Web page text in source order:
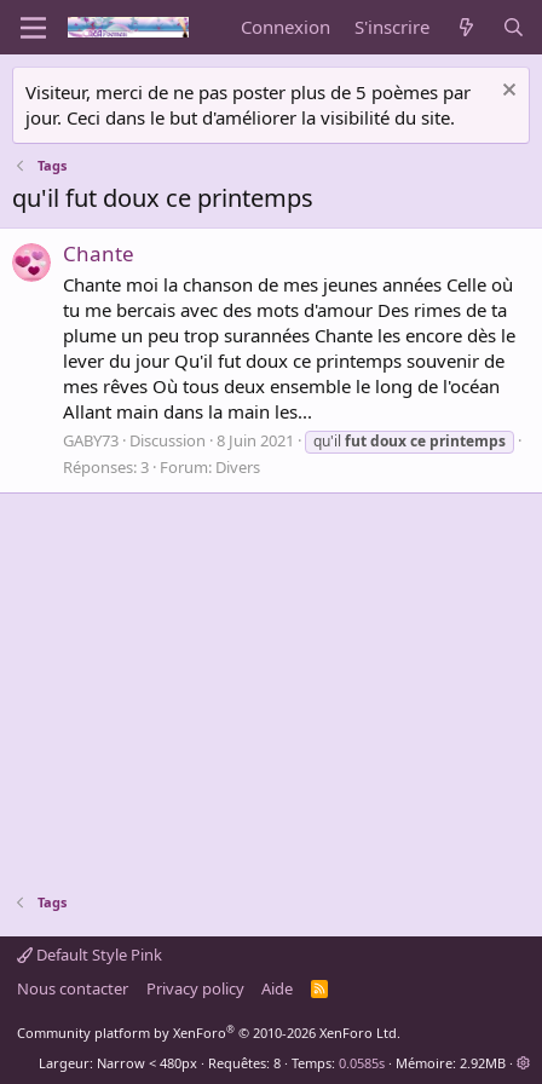
Connexion S'inscrire
Visiteur, merci de ne pas poster plus de 5 poèmes par
jour. Ceci dans le but d'améliorer la visibilité du site.
Tags
qu'il fut doux ce printemps
Chante
Chante moi la chanson de mes jeunes années Celle où
tu me bercais avec des mots d'amour Des rimes de ta
plume un peu trop surannées Chante les encore dès le
lever du jour Qu'il fut doux ce printemps souvenir de
mes rêves Où tous deux ensemble le long de l'océan
Allant main dans la main les...
GABY73 Discussion 8 Juin 2021 qu'il futdouxce printemps
Réponses: 3 Forum: Divers
Tags
Default Style Pink
Nous contacter
Privacy policy Aide
R
Community platform by XenForo® © 2010-2026 XenForo Ltd.
Largeur
Requêtes 8 Temps 0.0585s Mémoire 2.92MB